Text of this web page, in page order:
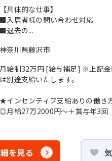
【具体的な仕事】
■入居者様の問い合わせ対応
■退去の...
神奈川県藤沢市
月給制32万円 [給与補足] ※上記
は別途支給いたします。
★インセンティブ支給ありの働き
◎月給27万2000円～＋賞与年3回
を見る